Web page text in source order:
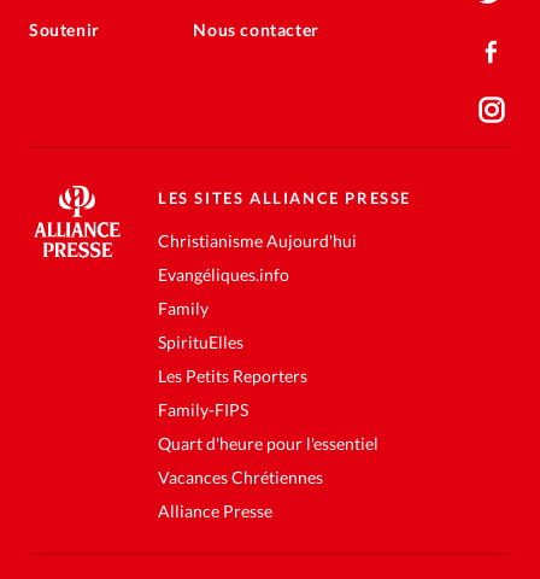
Soutenir Nous contacter
LES SITES ALLIANCE PRESSE
Christianisme Aujourd'hui
Evangéliques.info
Family
SpirituElles
Les Petits Reporters
Family-FIPS
Quart d'heure pour l'essentiel
Vacances Chrétiennes
Alliance Presse